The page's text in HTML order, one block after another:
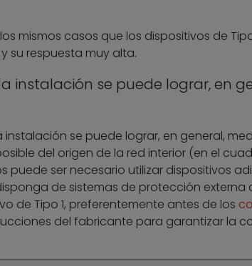
mismos casos que los dispositivos de
su respuesta muy alta.
instalación se puede lograr, en
se puede lograr, en general,
del origen de la red interior (en el
puede ser necesario utilizar dispositivos
de sistemas de protección externa
de Tipo 1, preferentemente antes de los
del fabricante para garantizar la